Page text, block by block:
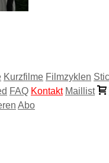
Kurzfilme Filmzyklen
FAQ Kontakt Maillist
Abo